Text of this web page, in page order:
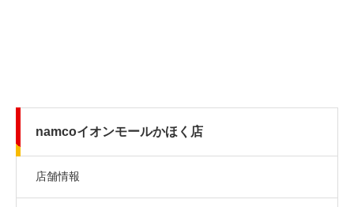
namcoイオンモールかほく店
店舗情報